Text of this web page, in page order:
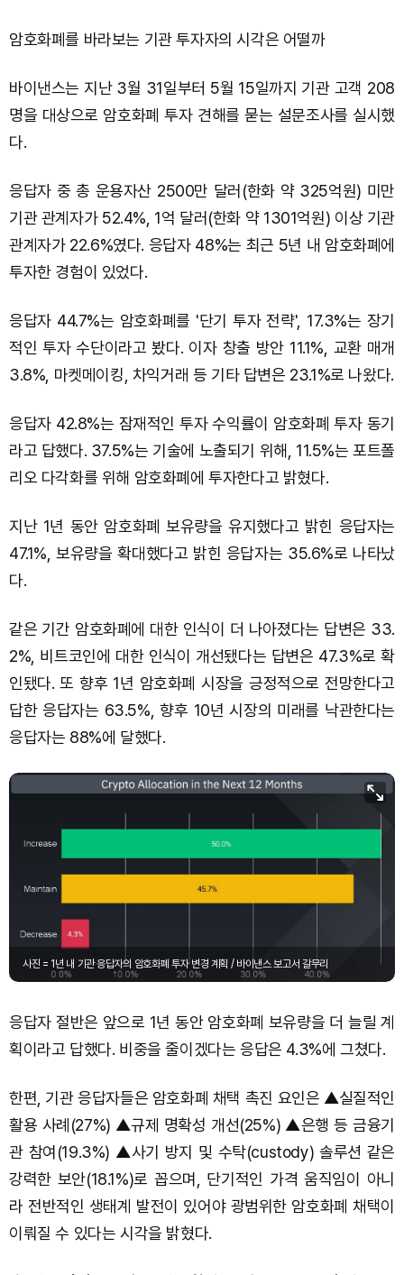
암호화폐를 바라보는 기관 투자자의 시각은 어떨까
바이낸스는 지난 3월 31일부터 5월 15일까지 기관 고객 208
명을 대상으로 암호화폐 투자 견해를 묻는 설문조사를 실시했
다.
응답자 중 총 운용자산 2500만 달러(한화 약 325억원) 미만
기관 관계자가 52.4%, 1억 달러(한화 약 1301억원) 이상 기관
관계자가 22.6%였다. 응답자 48%는 최근 5년 내 암호화폐에
투자한 경험이 있었다.
응답자 44.7%는 암호화폐를 '단기 투자 전략', 17.3%는 장기
적인 투자 수단이라고 봤다. 이자 창출 방안 11.1%, 교환 매개
3.8%, 마켓메이킹, 차익거래 등 기타 답변은 23.1%로 나왔다.
응답자 42.8%는 잠재적인 투자 수익률이 암호화폐 투자 동기
라고 답했다. 37.5%는 기술에 노출되기 위해, 11.5%는 포트폴
리오 다각화를 위해 암호화폐에 투자한다고 밝혔다.
지난 1년 동안 암호화폐 보유량을 유지했다고 밝힌 응답자는
47.1%, 보유량을 확대했다고 밝힌 응답자는 35.6%로 나타났
다.
같은 기간 암호화폐에 대한 인식이 더 나아졌다는 답변은 33.
2%, 비트코인에 대한 인식이 개선됐다는 답변은 47.3%로 확
인됐다. 또 향후 1년 암호화폐 시장을 긍정적으로 전망한다고
답한 응답자는 63.5%, 향후 10년 시장의 미래를 낙관한다는
응답자는 88%에 달했다.
사진 = 1년 내 기관 응답자의 암호화폐 투자 변경 계획 / 바이낸스 보고서 갈무리
응답자 절반은 앞으로 1년 동안 암호화폐 보유량을 더 늘릴 계
획이라고 답했다. 비중을 줄이겠다는 응답은 4.3%에 그쳤다.
한편, 기관 응답자들은 암호화폐 채택 촉진 요인은 ▲실질적인
활용 사례(27%) ▲규제 명확성 개선(25%) ▲은행 등 금융기
관 참여(19.3%) ▲사기 방지 및 수탁(custody) 솔루션 같은
강력한 보안(18.1%)로 꼽으며, 단기적인 가격 움직임이 아니
라 전반적인 생태계 발전이 있어야 광범위한 암호화폐 채택이
이뤄질 수 있다는 시각을 밝혔다.
=
포
1
0
0
기
호
화
·
블
록
·
웹
3.
0
프
로
젝